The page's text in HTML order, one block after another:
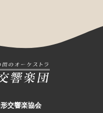
交響楽協会